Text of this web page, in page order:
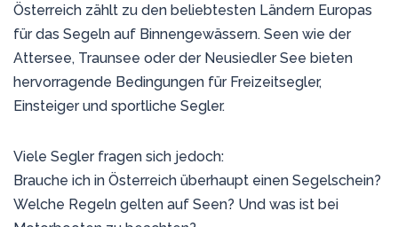
Österreich zählt zu den beliebtesten Ländern Europas
für das Segeln auf Binnengewässern. Seen wie der
Attersee, Traunsee oder der Neusiedler See bieten
hervorragende Bedingungen für Freizeitsegler,
Einsteiger und sportliche Segler.
Viele Segler fragen sich jedoch:
Brauche ich in Österreich überhaupt einen Segelschein?
Welche Regeln gelten auf Seen? Und was ist bei